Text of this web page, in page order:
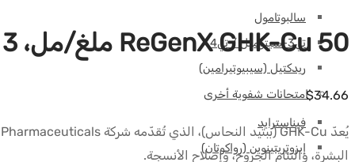
سالبوتامول
تي3-سيتوميل / تي4
ريدكتيل (سيبيوتيرامين)
امتحانات شفوية أخرى
فيناسترايد
إيزوتريتينوين (رواكوتان)
ReGenX GHK-Cu 50 ملغ/مل، 3 قوارير (50 ملغ) + 3 صينية ماء (3 مل) – Beligas (دولي)
$34.66
البشرة، والتئام الجروح، وإصلاح الأنسجة.